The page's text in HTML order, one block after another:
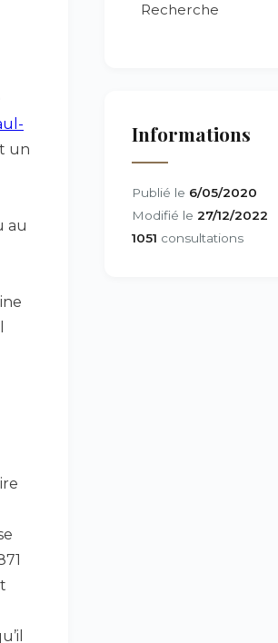
un
au
Recherche
Informations
Publié le 6/05/2020
Modifié le 27/12/2022
1051 consultations